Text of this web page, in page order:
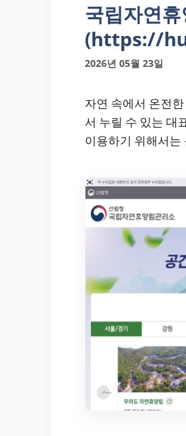
국립자연
(https://
2026년 05월 23일
자연 속에서 온전
서 누릴 수 있는 대
이용하기 위해서는